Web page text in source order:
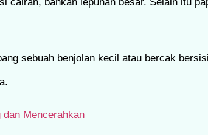
sebuah benjolan kecil atau bercak
Mencerahkan